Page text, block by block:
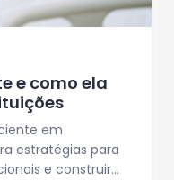
e como ela
em
estratégias para
e construir